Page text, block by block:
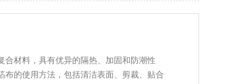
合材料，具有优异的隔热、加固和防潮性
布的使用方法，包括清洁表面、剪裁、贴合